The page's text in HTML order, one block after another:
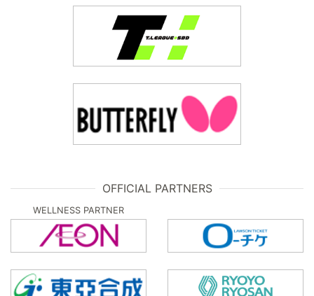
OFFICIAL PARTNERS
WELLNESS PARTNER